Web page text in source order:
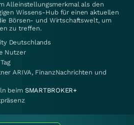
Alleinstellungsmerkmal als den
Wissens-Hub für einen aktuellen
Börsen- und Wirtschaftswelt, um
zu treffen.
Deutschlands
Nutzer
ARIVA, FinanzNachrichten und
beim SMARTBROKER+